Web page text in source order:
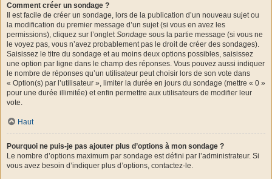
Comment créer un sondage ?
Il est facile de créer un sondage, lors de la publication d’un nouveau sujet ou
la modification du premier message d’un sujet (si vous en avez les
permissions), cliquez sur l’ongletSondage sous la partie message (si vous ne
le voyez pas, vous n’avez probablement pas le droit de créer des sondages).
Saisissez le titre du sondage et au moins deux options possibles, saisissez
une option par ligne dans le champ des réponses. Vous pouvez aussi indiquer
le nombre de réponses qu’un utilisateur peut choisir lors de son vote dans
« Option(s) par l’utilisateur », limiter la durée en jours du sondage (mettre « 0 »
pour une durée illimitée) et enfin permettre aux utilisateurs de modifier leur
vote.
Haut
Pourquoi ne puis-je pas ajouter plus d’options à mon sondage ?
Le nombre d’options maximum par sondage est défini par l’administrateur. Si
vous avez besoin d’indiquer plus d’options, contactez-le.